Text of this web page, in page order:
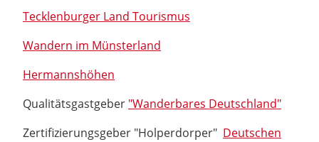
Tecklenburger Land Tourismus
Wandern im Münsterland
Hermannshöhen
Qualitätsgastgeber "Wanderbares Deutschland"
Zertifizierungsgeber "Holperdorper" Deutschen